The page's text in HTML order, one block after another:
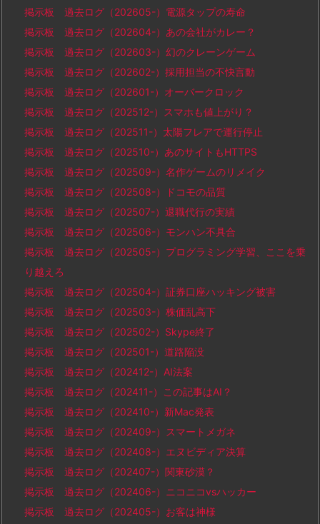
掲示板 過去ログ（202605-）電源タップの寿命
掲示板 過去ログ（202604-）あの会社がカレー？
掲示板 過去ログ（202603-）幻のクレーンゲーム
掲示板 過去ログ（202602-）採用担当の不快言動
掲示板 過去ログ（202601-）オーバークロック
掲示板 過去ログ（202512-）スマホも値上がり？
掲示板 過去ログ（202511-）太陽フレアで運行停止
掲示板 過去ログ（202510-）あのサイトもHTTPS
掲示板 過去ログ（202509-）名作ゲームのリメイク
掲示板 過去ログ（202508-）ドコモの品質
掲示板 過去ログ（202507-）退職代行の実績
掲示板 過去ログ（202506-）モンハン不具合
掲示板 過去ログ（202505-）プログラミング学習、ここを乗
り越えろ
掲示板 過去ログ（202504-）証券口座ハッキング被害
掲示板 過去ログ（202503-）株価乱高下
掲示板 過去ログ（202502-）Skype終了
掲示板 過去ログ（202501-）道路陥没
掲示板 過去ログ（202412-）AI法案
掲示板 過去ログ（202411-）この記事はAI？
掲示板 過去ログ（202410-）新Mac発表
掲示板 過去ログ（202409-）スマートメガネ
掲示板 過去ログ（202408-）エヌビディア決算
掲示板 過去ログ（202407-）関東砂漠？
掲示板 過去ログ（202406-）ニコニコvsハッカー
掲示板 過去ログ（202405-）お客は神様